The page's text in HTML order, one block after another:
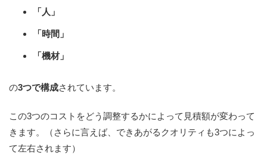
「人」
「時間」
「機材」
の3つで構成されています。
この3つのコストをどう調整するかによって見積額が変わって
きます。（さらに言えば、できあがるクオリティも3つによっ
て左右されます）